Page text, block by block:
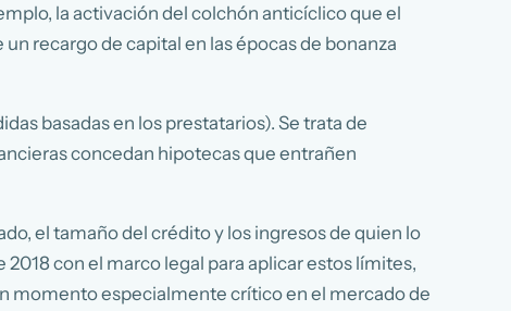
la activación del colchón anticíclico que el
recargo de capital en las épocas de bonanza
basadas en los prestatarios). Se trata de
concedan hipotecas que entrañen
el tamaño del crédito y los ingresos de quien lo
con el marco legal para aplicar estos límites,
momento especialmente crítico en el mercado de